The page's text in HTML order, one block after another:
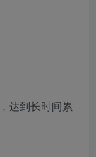
达到长时间累